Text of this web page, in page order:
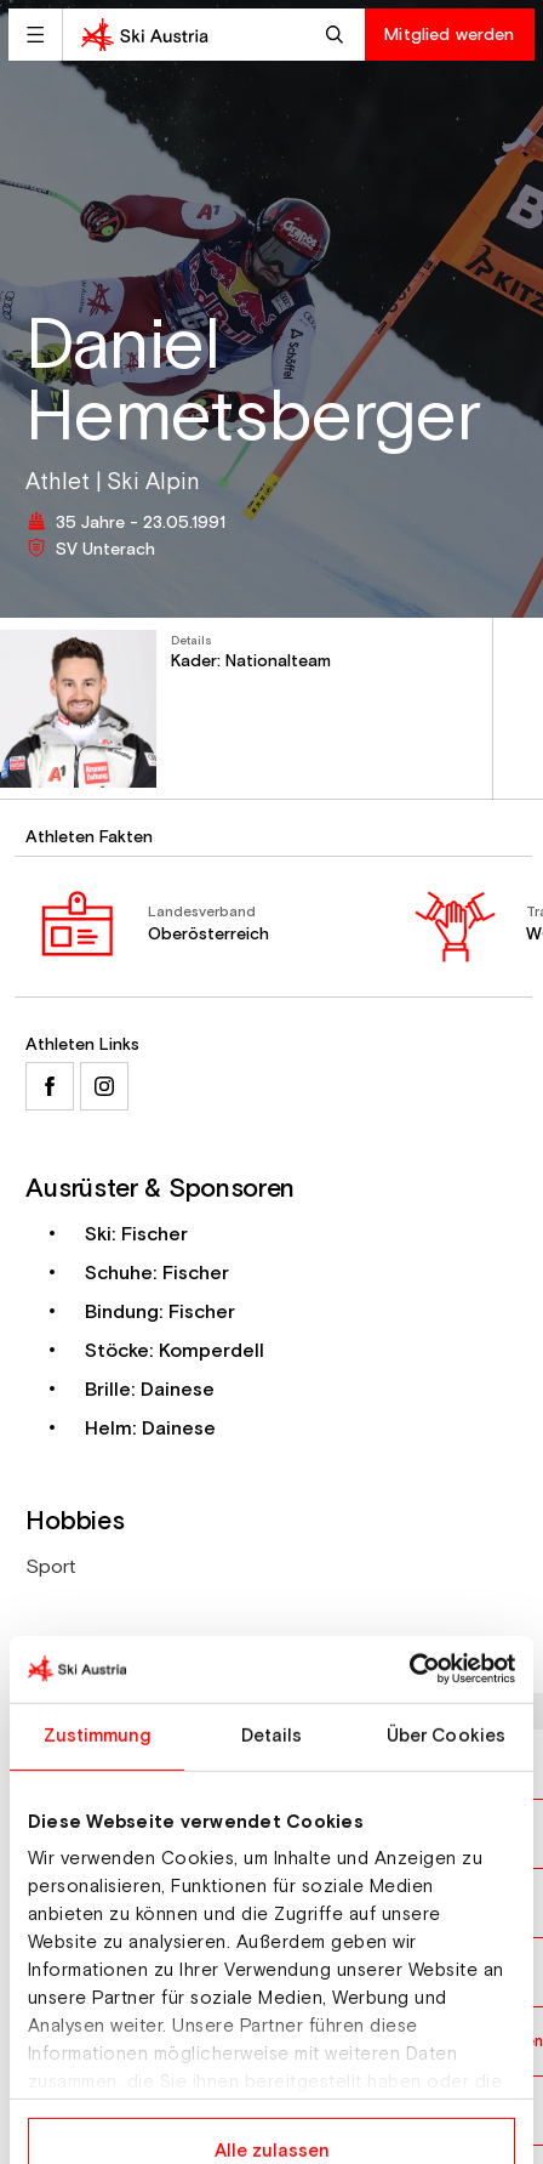
Zustimmung Details Über Cookies
Diese Webseite verwendet Cookies
Wir verwenden Cookies, um Inhalte und Anzeigen zu
personalisieren, Funktionen für soziale Medien
anbieten zu können und die Zugriffe auf unsere
Website zu analysieren. Außerdem geben wir
Informationen zu Ihrer Verwendung unserer Website an
unsere Partner für soziale Medien, Werbung und
Analysen weiter. Unsere Partner führen diese
Informationen möglicherweise mit weiteren Daten
zusammen, die Sie ihnen bereitgestellt haben oder die
Alle zulassen
Mitglied werden
Daniel
Hemetsberger
Athlet | Ski Alpin
35 Jahre - 23.05.1991
SV Unterach
Details
Kader: Nationalteam
Athleten Fakten
Landesverband
Oberösterreich
Athleten Links
Ausrüster & Sponsoren
Ski: Fischer
Schuhe: Fischer
Bindung: Fischer
Stöcke: Komperdell
Brille: Dainese
Helm: Dainese
Hobbies
Sport
Letzte Ergebnisse
Datum Wettbewerb
22.03.2026 Weltcup Super G Herren
21.03.2026 Weltcup Abfahrt Herren
13.03.2026 Weltcup Abfahrt Herren
28.02.2026 Weltcup Abfahrt Herren
09.02.2026 Olympische Winterspiele Team Kombination Herren